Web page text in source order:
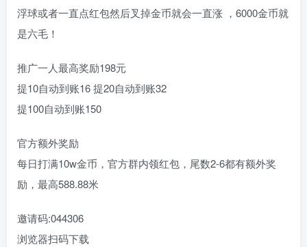
浮球或者一直点红包然后叉掉金币就会一直涨 ，6000金币就
是六毛！
推广一人最高奖励198元
提10自动到账16 提20自动到账32
提100自动到账150
官方额外奖励
每日打满10w金币，官方群内领红包，尾数2-6都有额外奖
励，最高588.88米
邀请码:044306
浏览器扫码下载